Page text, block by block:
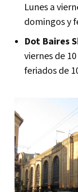
Lunes a
domingos y
Dot Baires
viernes de
feriados de